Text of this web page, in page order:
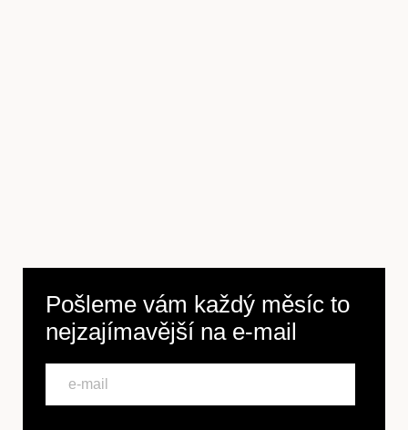
Pošleme vám každý měsíc to
nejzajímavější na e-mail